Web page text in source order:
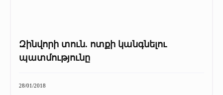
Զինվորի տուն. ոտքի կանգնելու
պատմությունը
28/01/2018